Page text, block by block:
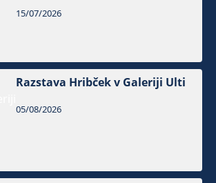
15/07/2026
Razstava Hribček v Galeriji Ulti
05/08/2026